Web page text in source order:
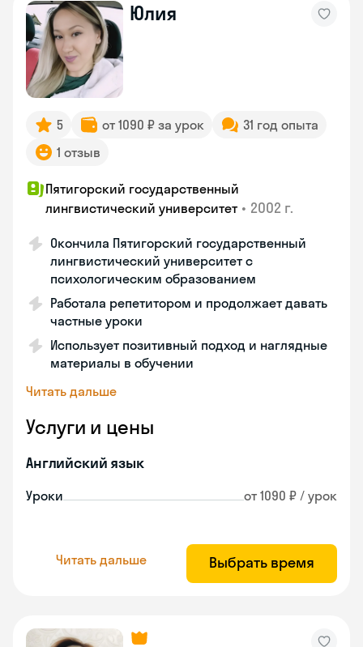
Юлия
5 от 1090 ₽ за урок
31 год опыта
1 отзыв
Пятигорский государственный
лингвистический университет • 2002 г.
Окончила Пятигорский государственный
лингвистический университет с
психологическим образованием
Работала репетитором и продолжает давать
частные уроки
Использует позитивный подход и наглядные
материалы в обучении
Читать дальше
Услуги и цены
Английский язык
Уроки от 1090 ₽ / урок
Читать дальше Выбрать время